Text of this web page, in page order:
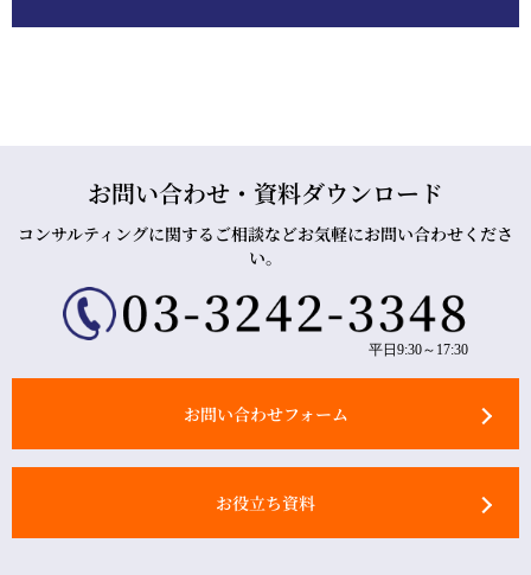
お問い合わせ・資料ダウンロード
コンサルティングに関するご相談などお気軽にお問い合わせくださ
い。
平日9:30～17:30
お問い合わせフォーム
お役立ち資料